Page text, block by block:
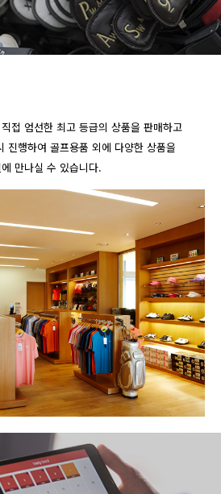
접 엄선한 최고 등급의 상품을 판매하고
진행하여 골프용품 외에 다양한 상품을
만나실 수 있습니다.